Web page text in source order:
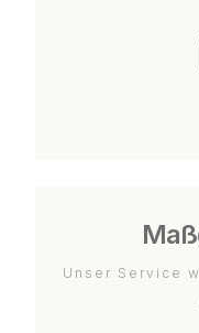
Unser Service